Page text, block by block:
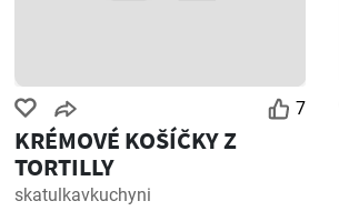
7
KRÉMOVÉ KOŠÍČKY Z
TORTILLY
skatulkavkuchyni